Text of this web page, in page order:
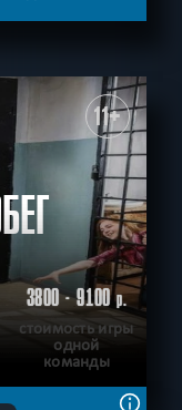
11+
3800 - 9100р.
стоимость игры
одной
команды